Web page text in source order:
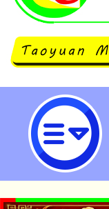
主旨：有
115年3月1
學生參與